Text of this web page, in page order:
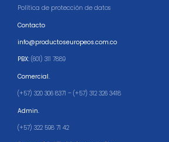
Política de protección de datos
Contacto
info@productoseuropeos.com.co
PBX: (601) 311 7889
Comercial.
(+57) 320 306 8371 – (+57) 312 326 3418
Admin.
(+57) 322 598 71 42